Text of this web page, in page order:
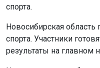
спорта.
Новосибирская область
спорта. Участники
результаты на главном